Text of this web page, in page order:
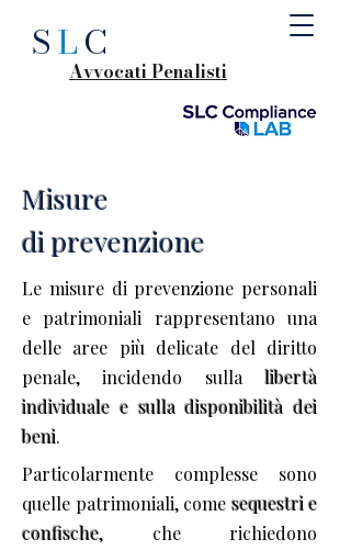
SLC
Avvocati Penalisti
Misure
di prevenzione
Le misure di prevenzione personali
e patrimoniali rappresentano una
delle aree più delicate del diritto
penale, incidendo sulla libertà
individuale e sulla disponibilità dei
beni.
Particolarmente complesse sono
quelle patrimoniali, come sequestri e
confische, che richiedono